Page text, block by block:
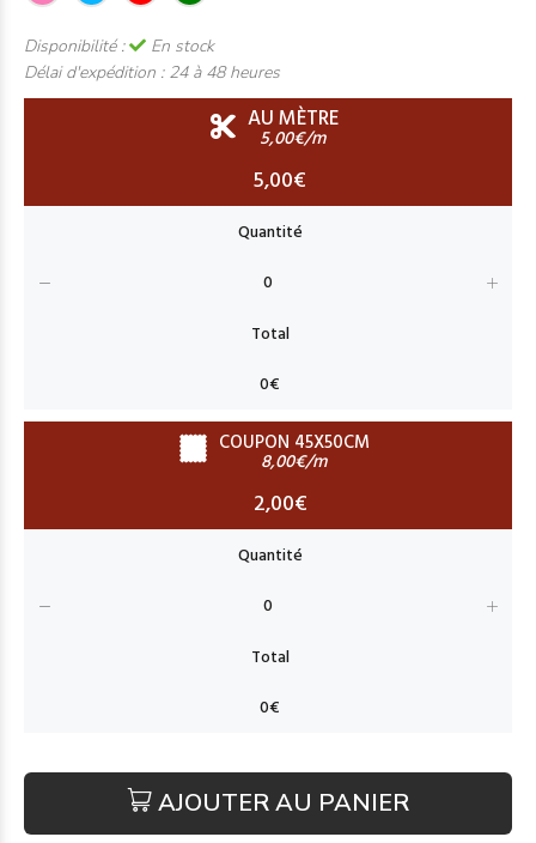
Disponibilité :
En stock
Délai d'expédition : 24 à 48 heures
AU MÈTRE
5,00€/m
5,00€
COUPON 45X50CM
8,00€/m
2,00€
AJOUTER AU PANIER